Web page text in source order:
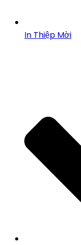
In Thiệp Mời